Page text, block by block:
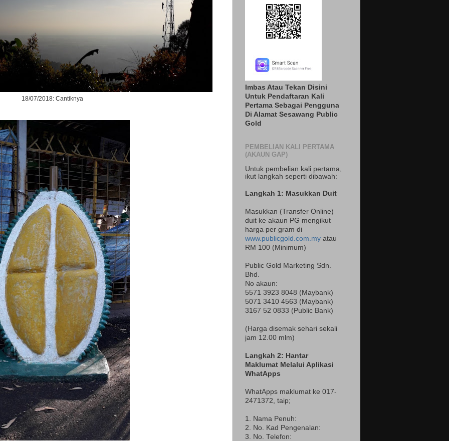
18/07/2018: Cantiknya
Imbas Atau Tekan Disini
Untuk Pendaftaran Kali
Pertama Sebagai Pengguna
Di Alamat Sesawang Public
Gold
PEMBELIAN KALI PERTAMA
(AKAUN GAP)
Untuk pembelian kali pertama,
ikut langkah seperti dibawah:
Langkah 1: Masukkan Duit
Masukkan (Transfer Online)
duit ke akaun PG mengikut
harga per gram di
www.publicgold.com.my atau
RM 100 (Minimum)
Public Gold Marketing Sdn.
Bhd.
No akaun:
5571 3923 8048 (Maybank)
5071 3410 4563 (Maybank)
3167 52 0833 (Public Bank)
(Harga disemak sehari sekali
jam 12.00 mlm)
Langkah 2: Hantar
Maklumat Melalui Aplikasi
WhatApps
WhatApps maklumat ke 017-
2471372 , taip;
1. Nama Penuh:
2. No. Kad Pengenalan:
3. No. Telefon: